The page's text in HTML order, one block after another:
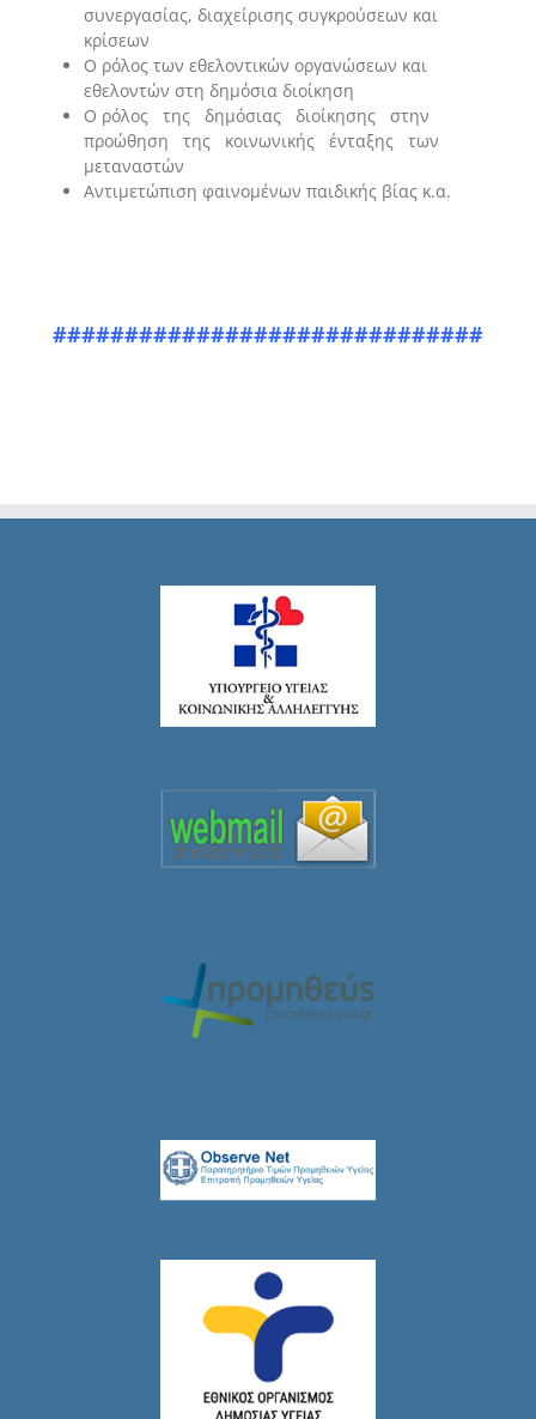
συνεργασίας, διαχείρισης συγκρούσεων και
κρίσεων
Ο ρόλος των εθελοντικών οργανώσεων και
εθελοντών στη δημόσια διοίκηση
Ο ρόλος της δημόσιας διοίκησης στην
προώθηση της κοινωνικής ένταξης των
μεταναστών
Αντιμετώπιση φαινομένων παιδικής βίας κ.α.
##############################